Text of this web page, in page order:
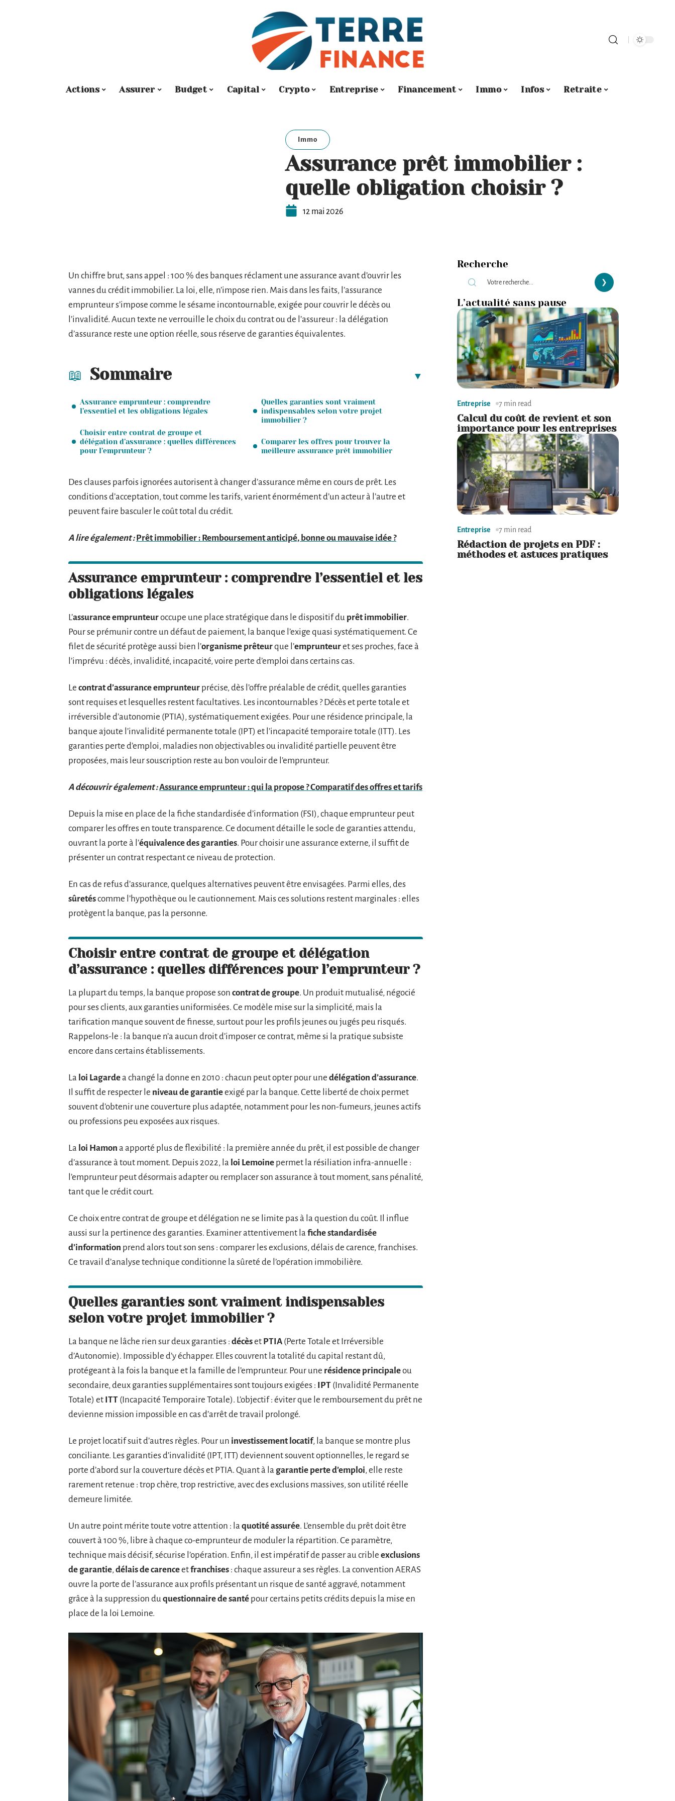
Actions Assurer Budget Capital Crypto Entreprise Financement Immo Infos Retraite
Immo
Assurance prêt immobilier :
quelle obligation choisir ?
12 mai 2026
Un chiffre brut, sans appel : 100 % des banques réclament une assurance avant d’ouvrir les
vannes du crédit immobilier. La loi, elle, n’impose rien. Mais dans les faits, l’assurance
emprunteur s’impose comme le sésame incontournable, exigée pour couvrir le décès ou
l’invalidité. Aucun texte ne verrouille le choix du contrat ou de l’assureur : la délégation
d’assurance reste une option réelle, sous réserve de garanties équivalentes.
Sommaire
Assurance emprunteur : comprendre
l’essentiel et les obligations légales
Choisir entre contrat de groupe et
délégation d’assurance : quelles différences
pour l’emprunteur ?
Quelles garanties sont vraiment
indispensables selon votre projet
immobilier ?
Comparer les offres pour trouver la
meilleure assurance prêt immobilier
Des clauses parfois ignorées autorisent à changer d’assurance même en cours de prêt. Les
conditions d’acceptation, tout comme les tarifs, varient énormément d’un acteur à l’autre et
peuvent faire basculer le coût total du crédit.
A lire également : Prêt immobilier : Remboursement anticipé, bonne ou mauvaise idée ?
Assurance emprunteur : comprendre l’essentiel et les
obligations légales
L’assurance emprunteuroccupe une place stratégique dans le dispositif du prêt immobilier.
Pour se prémunir contre un défaut de paiement, la banque l’exige quasi systématiquement. Ce
filet de sécurité protège aussi bien l’organisme prêteurque l’emprunteuret ses proches, face à
l’imprévu : décès, invalidité, incapacité, voire perte d’emploi dans certains cas.
Le contrat d’assurance emprunteur précise, dès l’offre préalable de crédit, quelles garanties
sont requises et lesquelles restent facultatives. Les incontournables ? Décès et perte totale et
irréversible d’autonomie (PTIA), systématiquement exigées. Pour une résidence principale, la
banque ajoute l’invalidité permanente totale (IPT) et l’incapacité temporaire totale (ITT). Les
garanties perte d’emploi, maladies non objectivables ou invalidité partielle peuvent être
proposées, mais leur souscription reste au bon vouloir de l’emprunteur.
A découvrir également :Assurance emprunteur : qui la propose ? Comparatif des offres et tarifs
Depuis la mise en place de la fiche standardisée d’information (FSI), chaque emprunteur peut
comparer les offres en toute transparence. Ce document détaille le socle de garanties attendu,
ouvrant la porte à l’équivalence des garanties. Pour choisir une assurance externe, il suffit de
présenter un contrat respectant ce niveau de protection.
En cas de refus d’assurance, quelques alternatives peuvent être envisagées. Parmi elles, des
sûretéscomme l’hypothèque ou le cautionnement. Mais ces solutions restent marginales : elles
protègent la banque, pas la personne.
Choisir entre contrat de groupe et délégation
d’assurance : quelles différences pour l’emprunteur ?
La plupart du temps, la banque propose son contrat de groupe. Un produit mutualisé, négocié
pour ses clients, aux garanties uniformisées. Ce modèle mise sur la simplicité, mais la
tarification manque souvent de finesse, surtout pour les profils jeunes ou jugés peu risqués.
Rappelons-le : la banque n’a aucun droit d’imposer ce contrat, même si la pratique subsiste
encore dans certains établissements.
La loi Lagardea changé la donne en 2010 : chacun peut opter pour une délégation d’assurance.
Il suffit de respecter le niveau de garantieexigé par la banque. Cette liberté de choix permet
souvent d’obtenir une couverture plus adaptée, notamment pour les non-fumeurs, jeunes actifs
ou professions peu exposées aux risques.
La loi Hamon a apporté plus de flexibilité : la première année du prêt, il est possible de changer
d’assurance à tout moment. Depuis 2022, la loi Lemoine permet la résiliation infra-annuelle :
l’emprunteur peut désormais adapter ou remplacer son assurance à tout moment, sans pénalité,
tant que le crédit court.
Ce choix entre contrat de groupe et délégation ne se limite pas à la question du coût. Il influe
aussi sur la pertinence des garanties. Examiner attentivement la fiche standardisée
d’information prend alors tout son sens : comparer les exclusions, délais de carence, franchises.
Ce travail d’analyse technique conditionne la sûreté de l’opération immobilière.
Quelles garanties sont vraiment indispensables
selon votre projet immobilier ?
La banque ne lâche rien sur deux garanties : décèset PTIA (Perte Totale et Irréversible
d’Autonomie). Impossible d’y échapper. Elles couvrent la totalité du capital restant dû,
protégeant à la fois la banque et la famille de l’emprunteur. Pour une résidence principaleou
secondaire, deux garanties supplémentaires sont toujours exigées : IPT (Invalidité Permanente
Totale) et ITT (Incapacité Temporaire Totale). L’objectif : éviter que le remboursement du prêt ne
devienne mission impossible en cas d’arrêt de travail prolongé.
Le projet locatif suit d’autres règles. Pour un investissement locatif, la banque se montre plus
conciliante. Les garanties d’invalidité (IPT, ITT) deviennent souvent optionnelles, le regard se
porte d’abord sur la couverture décès et PTIA. Quant à la garantie perte d’emploi, elle reste
rarement retenue : trop chère, trop restrictive, avec des exclusions massives, son utilité réelle
demeure limitée.
Un autre point mérite toute votre attention : la quotité assurée. L’ensemble du prêt doit être
couvert à 100 %, libre à chaque co-emprunteur de moduler la répartition. Ce paramètre,
technique mais décisif, sécurise l’opération. Enfin, il est impératif de passer au crible exclusions
de garantie, délais de carenceetfranchises : chaque assureur a ses règles. La convention AERAS
ouvre la porte de l’assurance aux profils présentant un risque de santé aggravé, notamment
grâce à la suppression du questionnaire de santé pour certains petits crédits depuis la mise en
place de la loi Lemoine.
Recherche
L’actualité sans pause
Entreprise 7 min read
Calcul du coût de revient et son
importance pour les entreprises
Entreprise 7 min read
Rédaction de projets en PDF :
méthodes et astuces pratiques